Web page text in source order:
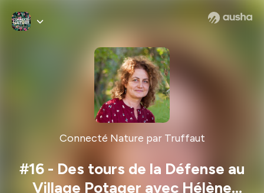
Connecté Nature par Truffaut
#16 - Des tours de la Défense au
Village Potager avec Hélène